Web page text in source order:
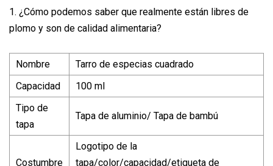
1. ¿Cómo podemos saber que realmente están libres de
plomo y son de calidad alimentaria?
Nombre
Tarro de especias cuadrado
Capacidad
100 ml
Tipo de
tapa
Tapa de aluminio/ Tapa de bambú
Costumbre
Logotipo de la
tapa/color/capacidad/etiqueta de